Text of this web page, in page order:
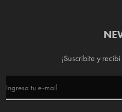
¡Suscribite y